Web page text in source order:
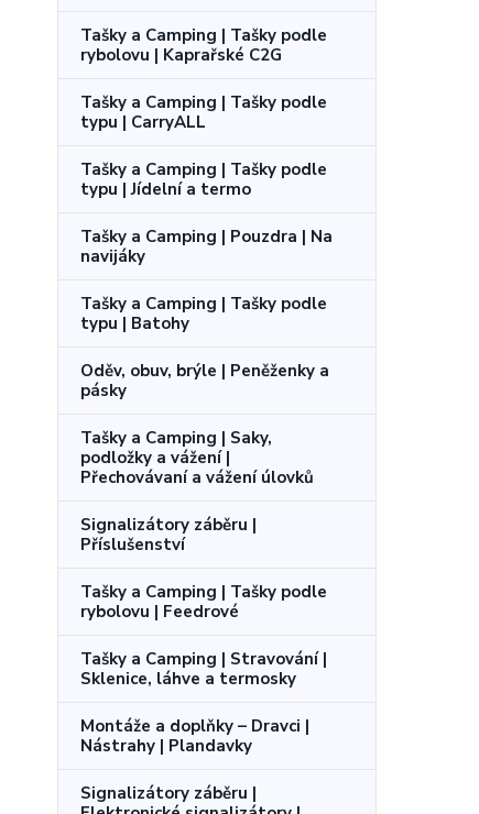
Tašky a Camping | Tašky podle
rybolovu | Kaprařské C2G
Tašky a Camping | Tašky podle
typu | CarryALL
Tašky a Camping | Tašky podle
typu | Jídelní a termo
Tašky a Camping | Pouzdra | Na
navijáky
Tašky a Camping | Tašky podle
typu | Batohy
Oděv, obuv, brýle | Peněženky a
pásky
Tašky a Camping | Saky,
podložky a vážení |
Přechovávaní a vážení úlovků
Signalizátory záběru |
Příslušenství
Tašky a Camping | Tašky podle
rybolovu | Feedrové
Tašky a Camping | Stravování |
Sklenice, láhve a termosky
Montáže a doplňky – Dravci |
Nástrahy | Plandavky
Signalizátory záběru |